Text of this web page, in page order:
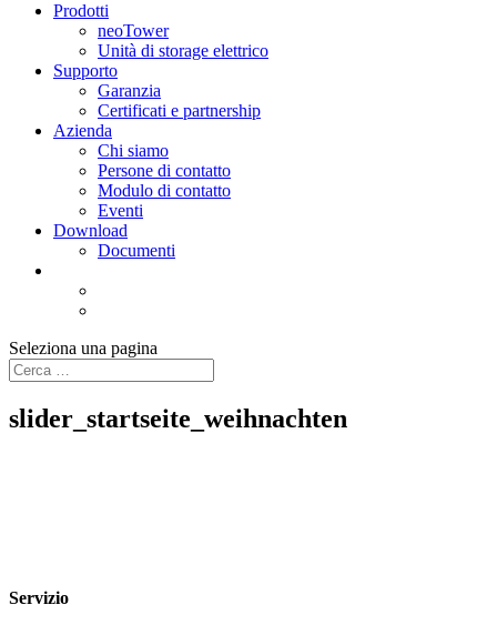
Prodotti
neoTower
Unità di storage elettrico
Supporto
Garanzia
Certificati e partnership
Azienda
Chi siamo
Persone di contatto
Modulo di contatto
Eventi
Download
Documenti
Seleziona una pagina
slider_startseite_weihnachten
Servizio